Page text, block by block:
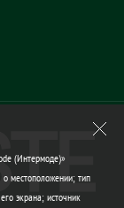
(Интермоде)»
местоположении; тип
экрана; источник